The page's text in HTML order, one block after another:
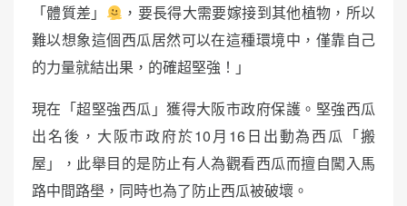
「體質差」
，要長得大需要嫁接到其他植物，所以
難以想象這個西瓜居然可以在這種環境中，僅靠自己
的力量就結出果，的確超堅強！」
現在「超堅強西瓜」獲得大阪市政府保護。堅強西瓜
出名後，大阪市政府於10月16日出動為西瓜「搬
屋」，此舉目的是防止有人為觀看西瓜而擅自闖入馬
路中間路壆，同時也為了防止西瓜被破壞。